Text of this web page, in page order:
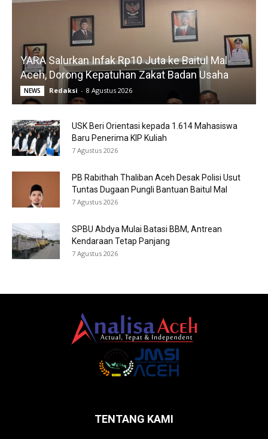
YARA Salurkan Infak Rp10 Juta ke Baitul Mal
Aceh, Dorong Kepatuhan Zakat Badan Usaha
NEWS Redaksi - 8 Agustus 2026
USK Beri Orientasi kepada 1.614 Mahasiswa
Baru Penerima KIP Kuliah
7 Agustus 2026
PB Rabithah Thaliban Aceh Desak Polisi Usut
Tuntas Dugaan Pungli Bantuan Baitul Mal
7 Agustus 2026
SPBU Abdya Mulai Batasi BBM, Antrean
Kendaraan Tetap Panjang
7 Agustus 2026
TENTANG KAMI